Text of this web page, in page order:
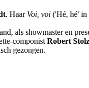
. Haar Voi, voi ('Hé, hé' in
als showmaster en
componist Robert Stolz
gezongen.